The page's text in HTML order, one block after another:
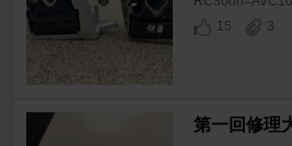
15
3
第一回修理